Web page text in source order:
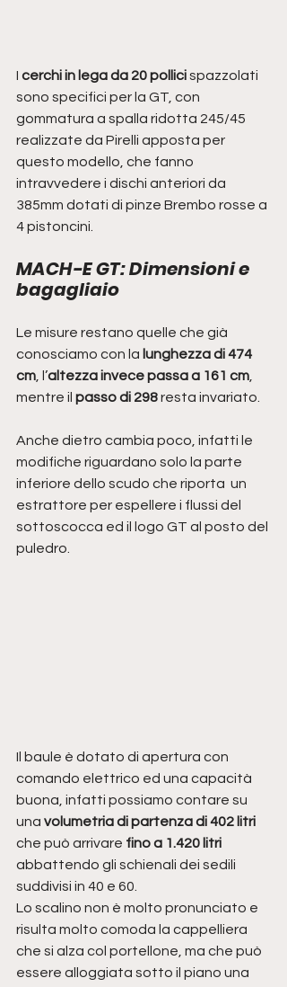
I cerchi in lega da 20 pollici spazzolati
sono specifici per la GT, con
gommatura a spalla ridotta 245/45
realizzate da Pirelli apposta per
questo modello, che fanno
intravvedere i dischi anteriori da
385mm dotati di pinze Brembo rosse a
4 pistoncini.
MACH-E GT: Dimensioni e
bagagliaio
Le misure restano quelle che già
conosciamo con la lunghezza di 474
cm , l’altezza invece passa a 161 cm
mentre il passo di 298 resta invariato.
Anche dietro cambia poco, infatti le
modifiche riguardano solo la parte
inferiore dello scudo che riporta  un
estrattore per espellere i flussi del
sottoscocca ed il logo GT al posto del
puledro.
Il baule è dotato di apertura con
comando elettrico ed una capacità
buona, infatti possiamo contare su
una volumetria di partenza di 402 litri
che può arrivare fino a 1.420 litri
abbattendo gli schienali dei sedili
suddivisi in 40 e 60.
Lo scalino non è molto pronunciato e
risulta molto comoda la cappelliera
che si alza col portellone, ma che può
essere alloggiata sotto il piano una